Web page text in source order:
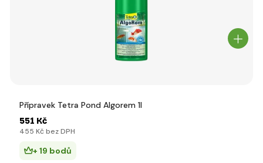
Přípravek Tetra Pond Algorem 1l
551 Kč
455 Kč bez DPH
+ 19 bodů